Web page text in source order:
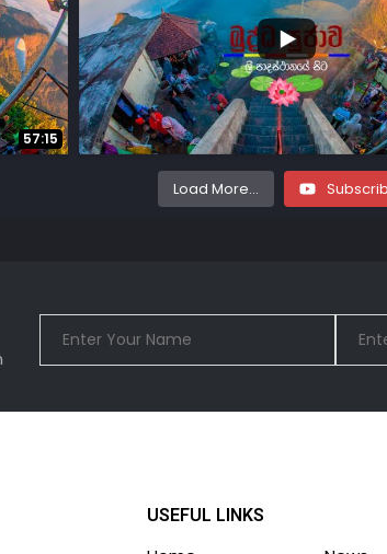
57:15
...
42 5
Load More...
USEFUL LINKS